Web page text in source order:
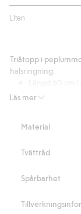
Liten
utav
25
betyg
Läs mer
Triåtopp i
halsringning.
Denna
Material
Tvättråd
Spårbarhet